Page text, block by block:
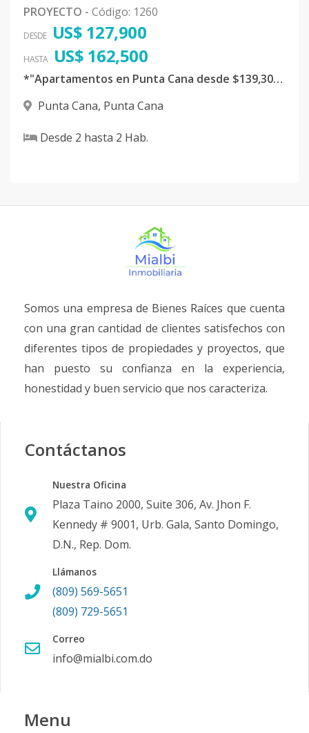
PROYECTO - Código: 1260
DESDE US$ 127,900
HASTA US$ 162,500
*"Apartamentos en Punta Cana desde $139,300 - Amenidades Premium & Certificación Sostenible"*
Punta Cana, Punta Cana
Desde 2 hasta 2 Hab.
Somos una empresa de Bienes Raíces que cuenta
con una gran cantidad de clientes satisfechos con
diferentes tipos de propiedades y proyectos, que
han puesto su confianza en la experiencia,
honestidad y buen servicio que nos caracteriza.
Contáctanos
Nuestra Oficina
Plaza Taino 2000, Suite 306, Av. Jhon F.
Kennedy # 9001, Urb. Gala, Santo Domingo,
D.N., Rep. Dom.
Llámanos
(809) 569-5651
(809) 729-5651
Correo
info@mialbi.com.do
Menu